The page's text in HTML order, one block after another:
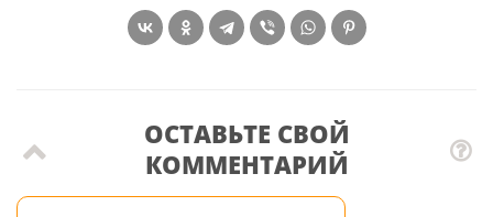
ОСТАВЬТЕ СВОЙ
КОММЕНТАРИЙ